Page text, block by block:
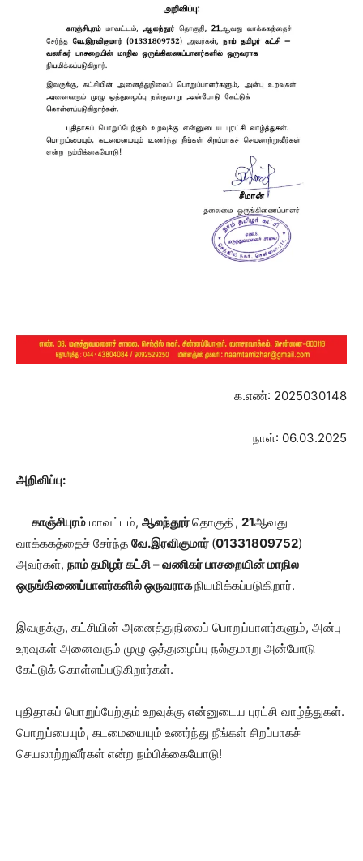
க.எண்: 2025030148
நாள்: 06.03.2025
அறிவிப்பு:
காஞ்சிபுரம் மாவட்டம், ஆலந்தூர்தொகுதி, 21ஆவது
வாக்ககத்தைச் சேர்ந்த வே.இரவிகுமார் (01331809752)
அவர்கள், நாம் தமிழர் கட்சி – வணிகர் பாசறையின் மாநில
ஒருங்கிணைப்பாளர்களில் ஒருவராகநியமிக்கப்படுகிறார்.
இவருக்கு, கட்சியின் அனைத்துநிலைப் பொறுப்பாளர்களும், அன்பு
உறவுகள் அனைவரும் முழு ஒத்துழைப்பு நல்குமாறு அன்போடு
கேட்டுக் கொள்ளப்படுகிறார்கள்.
புதிதாகப் பொறுப்பேற்கும் உறவுக்கு என்னுடைய புரட்சி வாழ்த்துகள்.
பொறுப்பையும், கடமையையும் உணர்ந்து நீங்கள் சிறப்பாகச்
செயலாற்றுவீர்கள் என்ற நம்பிக்கையோடு!